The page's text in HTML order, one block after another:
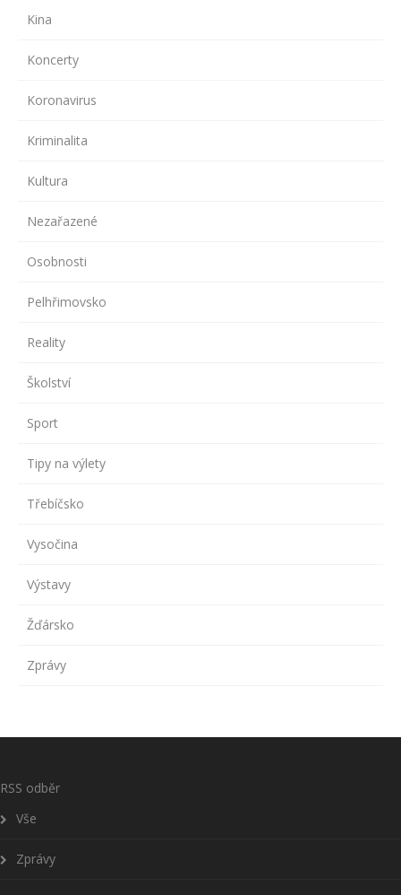
Kina
Koncerty
Koronavirus
Kriminalita
Kultura
Nezařazené
Osobnosti
Pelhřimovsko
Reality
Školství
Sport
Tipy na výlety
Třebíčsko
Vysočina
Výstavy
Žďársko
Zprávy
RSS odběr
Vše
Zprávy